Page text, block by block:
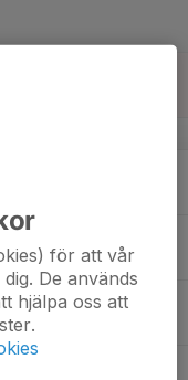
för att vår
De används
hjälpa oss att